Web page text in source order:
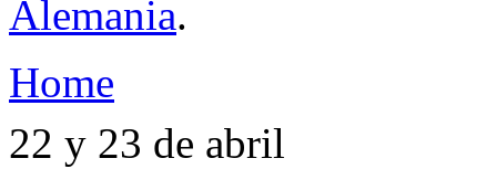
Alemania.
Home
22 y 23 de abril